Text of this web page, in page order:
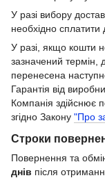
У разі вибору
необхідно
У разі, якщо кошти
зазначений термін,
перенесена
Гарантія від
Компанія здійснює
згідно Закону "Про
Строки
Повернення та
днів після